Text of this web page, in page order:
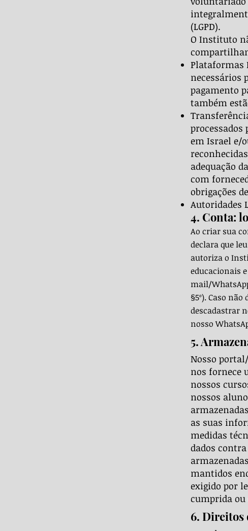
(LGPD).
O Instituto
Plataformas
necessários
pagamento
também
em Israel e/
reconhecidas
adequação
com
obrigações
Autoridades
4. Conta:
Ao criar sua
declara que
autoriza o
educacionais
mail/
§5º). Caso
descadastrar
nosso
5.
Nosso
nos fornece
nossos
nossos
as suas
medidas
dados
mantidos
exigido por
cumprida ou
6. Direitos